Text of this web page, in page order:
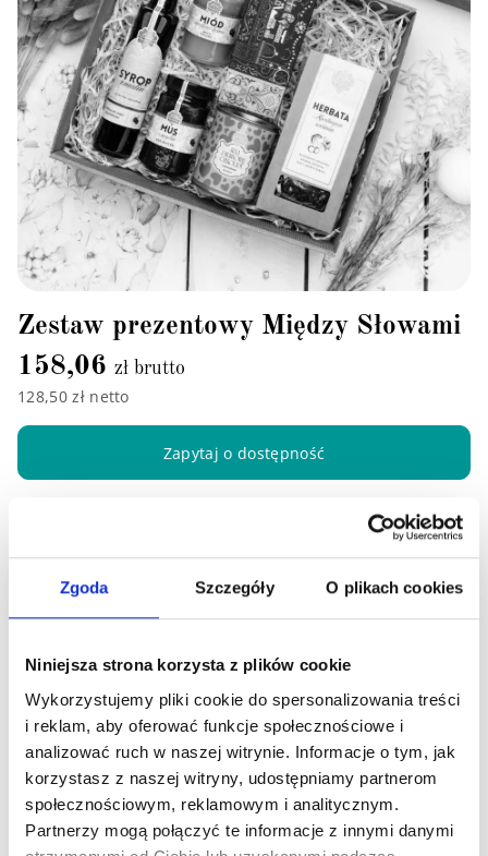
Zgoda Szczegóły O plikach cookies
Niniejsza strona korzysta z plików cookie
Wykorzystujemy pliki cookie do spersonalizowania treści
i reklam, aby oferować funkcje społecznościowe i
analizować ruch w naszej witrynie. Informacje o tym, jak
korzystasz z naszej witryny, udostępniamy partnerom
społecznościowym, reklamowym i analitycznym.
Partnerzy mogą połączyć te informacje z innymi danymi
Zestaw prezentowy Między Słowami
158,06 zł brutto
128,50 zł netto
Zapytaj o dostępność